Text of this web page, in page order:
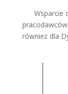
Wsparcie
również dla